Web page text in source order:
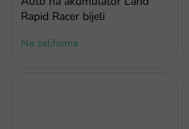
Rapid Racer bijeli
Na zalihama